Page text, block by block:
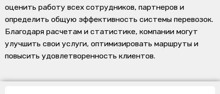
оценить работу всех сотрудников, партнеров и
определить общую эффективность системы перевозок.
Благодаря расчетам и статистике, компании могут
улучшить свои услуги, оптимизировать маршруты и
повысить удовлетворенность клиентов.